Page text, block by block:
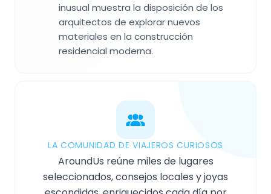
inusual muestra la disposición de los
arquitectos de explorar nuevos
materiales en la construcción
residencial moderna.
LA COMUNIDAD DE VIAJEROS CURIOSOS
AroundUs reúne miles de lugares
seleccionados, consejos locales y joyas